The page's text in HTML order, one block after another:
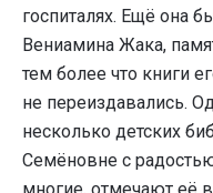
госпиталях. Ещё она
Вениамина Жака,
тем более что книги
не переиздавались.
несколько детских
Семёновне с